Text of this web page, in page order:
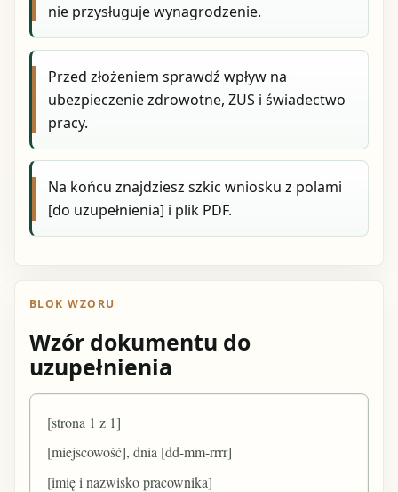
nie przysługuje wynagrodzenie.
Przed złożeniem sprawdź wpływ na
ubezpieczenie zdrowotne, ZUS i świadectwo
pracy.
Na końcu znajdziesz szkic wniosku z polami
[do uzupełnienia] i plik PDF.
BLOK WZORU
Wzór dokumentu do
uzupełnienia
[strona 1 z 1]
[miejscowość], dnia [dd-mm-rrrr]
[imię i nazwisko pracownika]